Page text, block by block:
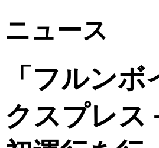
ニュース
「フルン
クスプレス